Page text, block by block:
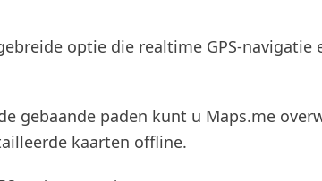
optie die realtime GPS-navigatie
gebaande paden kunt u Maps.me
kaarten offline.